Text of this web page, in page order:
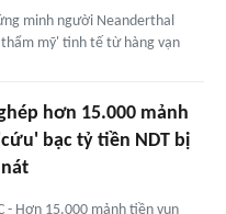
minh người Neanderthal
mỹ' tinh tế từ hàng vạn
hơn 15.000 mảnh
bạc tỷ tiền NDT bị
- Hơn 15.000 mảnh tiền vụn